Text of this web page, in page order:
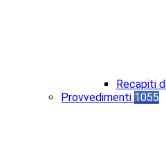
Recapiti
Provvedimenti 1055